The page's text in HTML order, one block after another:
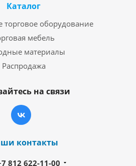
Каталог
торговое оборудование
мебель
материалы
Распродажа
на связи
контакты
812 622-11-00